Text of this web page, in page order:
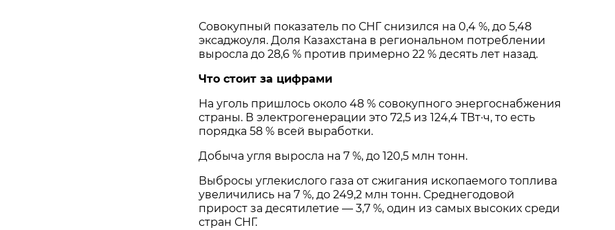
Совокупный показатель по СНГ снизился на 0,4 %, до 5,48
эксаджоуля. Доля Казахстана в региональном потреблении
выросла до 28,6 % против примерно 22 % десять лет назад.
Что стоит за цифрами
На уголь пришлось около 48 % совокупного энергоснабжения
страны. В электрогенерации это 72,5 из 124,4 ТВт·ч, то есть
порядка 58 % всей выработки.
Добыча угля выросла на 7 %, до 120,5 млн тонн.
Выбросы углекислого газа от сжигания ископаемого топлива
увеличились на 7 %, до 249,2 млн тонн. Среднегодовой
прирост за десятилетие — 3,7 %, один из самых высоких среди
стран СНГ.